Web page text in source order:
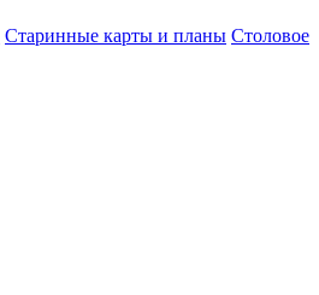
Старинные карты и планы Столовое